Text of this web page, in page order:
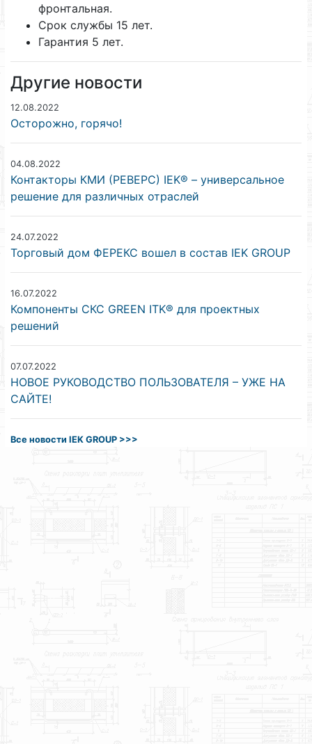
фронтальная.
Срок службы 15 лет.
Гарантия 5 лет.
Другие новости
12.08.2022
Осторожно, горячо!
04.08.2022
Контакторы КМИ (РЕВЕРС) IEK® – универсальное
решение для различных отраслей
24.07.2022
Торговый дом ФЕРЕКС вошел в состав IEK GROUP
16.07.2022
Компоненты СКС GREEN ITK® для проектных
решений
07.07.2022
НОВОЕ РУКОВОДСТВО ПОЛЬЗОВАТЕЛЯ – УЖЕ НА
САЙТЕ!
Все новости IEK GROUP >>>